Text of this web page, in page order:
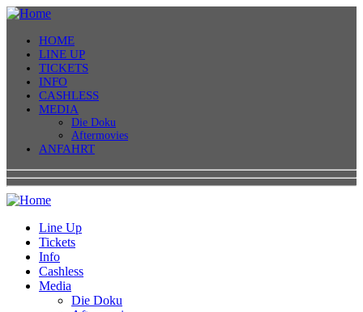
HOME
LINE UP
TICKETS
INFO
CASHLESS
MEDIA
Die Doku
Aftermovies
ANFAHRT
Line Up
Tickets
Info
Cashless
Media
Die Doku